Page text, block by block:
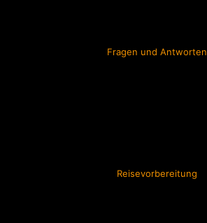
Fragen und Antworten
Reisevorbereitung